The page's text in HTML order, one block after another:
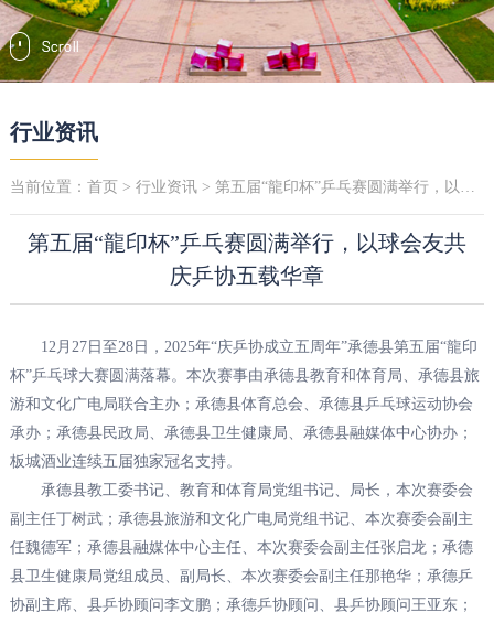
行业资讯
当前位置： 首页 > 行业资讯> 第五届“龍印杯”乒乓赛圆满举行，以球会友共庆乒协五载华章
第五届“龍印杯”乒乓赛圆满举行，以球会友共
庆乒协五载华章
12月27日至28日，2025年“庆乒协成立五周年”承德县第五届“龍印
杯”乒乓球大赛圆满落幕。本次赛事由承德县教育和体育局、承德县旅
游和文化广电局联合主办；承德县体育总会、承德县乒乓球运动协会
承办；承德县民政局、承德县卫生健康局、承德县融媒体中心协办；
板城酒业连续五届独家冠名支持。
承德县教工委书记、教育和体育局党组书记、局长，本次赛委会
副主任丁树武；承德县旅游和文化广电局党组书记、本次赛委会副主
任魏德军；承德县融媒体中心主任、本次赛委会副主任张启龙；承德
县卫生健康局党组成员、副局长、本次赛委会副主任那艳华；承德乒
协副主席、县乒协顾问李文鹏；承德乒协顾问、县乒协顾问王亚东；